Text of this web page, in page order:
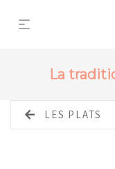
La
LES PLATS